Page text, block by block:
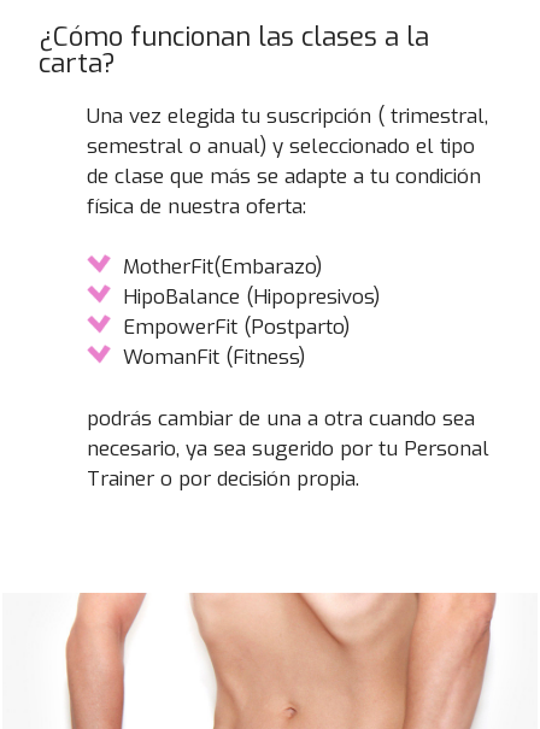
¿Cómo funcionan las clases a la
carta?
Una vez elegida tu suscripción ( trimestral,
semestral o anual) y seleccionado el tipo
de clase que más se adapte a tu condición
física de nuestra oferta:
MotherFit(Embarazo)
HipoBalance (Hipopresivos)
EmpowerFit (Postparto)
WomanFit (Fitness)
podrás cambiar de una a otra cuando sea
necesario, ya sea sugerido por tu Personal
Trainer o por decisión propia.